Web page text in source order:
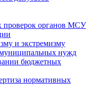
проверок органов МСУ
и экстремизму
муниципальных нужд
бюджетных
нормативных